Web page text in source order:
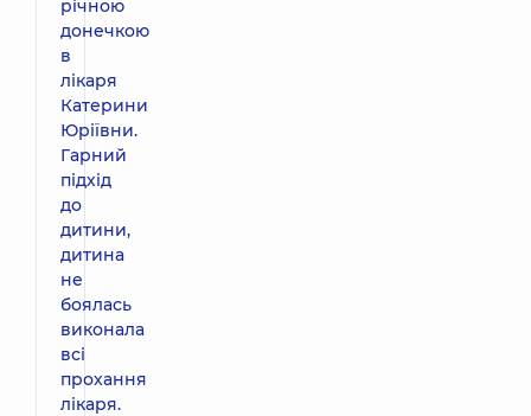
річною
донечкою
в
лікаря
Катерини
Юріївни.
Гарний
підхід
до
дитини,
дитина
не
боялась
виконала
всі
прохання
лікаря.